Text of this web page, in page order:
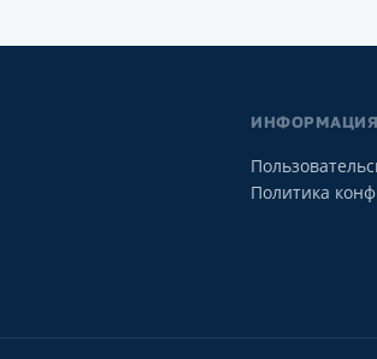
ИНФОРМАЦИЯ
Политика